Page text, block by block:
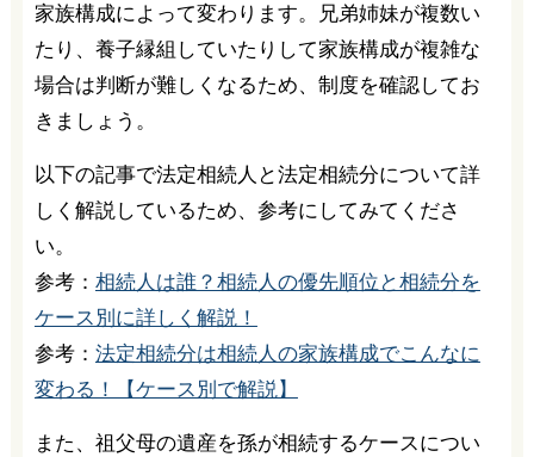
家族構成によって変わります。兄弟姉妹が複数い
たり、養子縁組していたりして家族構成が複雑な
場合は判断が難しくなるため、制度を確認してお
きましょう。
以下の記事で法定相続人と法定相続分について詳
しく解説しているため、参考にしてみてくださ
い。
参考： 相続人は誰？相続人の優先順位と相続分を
ケース別に詳しく解説！
参考： 法定相続分は相続人の家族構成でこんなに
変わる！【ケース別で解説】
また、祖父母の遺産を孫が相続するケースについ